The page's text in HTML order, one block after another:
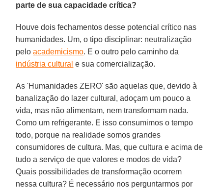
parte de sua capacidade crítica?
Houve dois fechamentos desse potencial crítico nas
humanidades. Um, o tipo disciplinar: neutralização
peloacademicismo. E o outro pelo caminho da
indústria cultural e sua comercialização.
As 'Humanidades ZERO' são aquelas que, devido à
banalização do lazer cultural, adoçam um pouco a
vida, mas não alimentam, nem transformam nada.
Como um refrigerante. E isso consumimos o tempo
todo, porque na realidade somos grandes
consumidores de cultura. Mas, que cultura e acima de
tudo a serviço de que valores e modos de vida?
Quais possibilidades de transformação ocorrem
nessa cultura? É necessário nos perguntarmos por